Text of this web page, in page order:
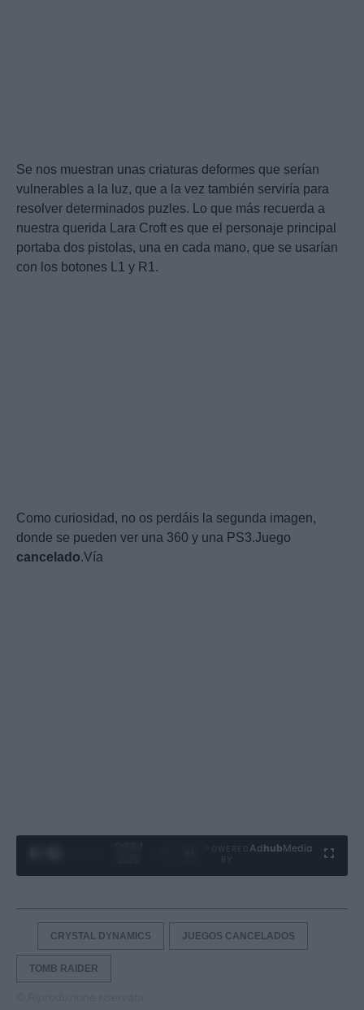
Se nos muestran unas criaturas deformes que serían
vulnerables a la luz, que a la vez también serviría para
resolver determinados puzles. Lo que más recuerda a
nuestra querida Lara Croft es que el personaje principal
portaba dos pistolas, una en cada mano, que se usarían
con los botones L1 y R1.
Como curiosidad, no os perdáis la segunda imagen,
donde se pueden ver una 360 y una PS3.Juego
cancelado.Vía
Ad hubMedia
CRYSTAL DYNAMICS JUEGOS CANCELADOS
TOMB RAIDER